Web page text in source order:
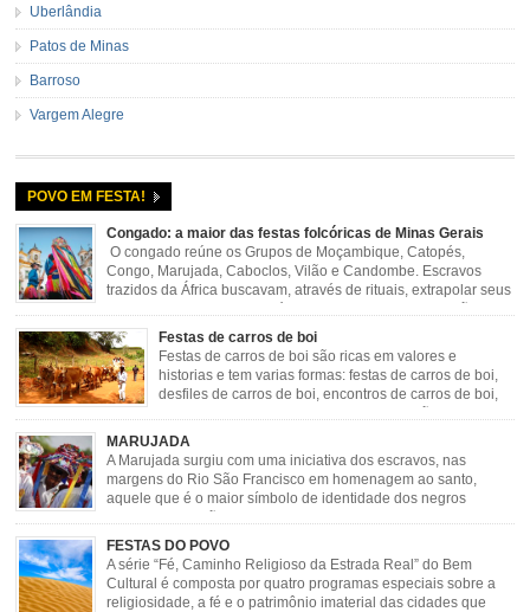
Uberlândia
Patos de Minas
Barroso
Vargem Alegre
POVO EM FESTA!
Congado: a maior das festas folcóricas de Minas Gerais
O congado reúne os Grupos de Moçambique, Catopés,
Congo, Marujada, Caboclos, Vilão e Candombe. Escravos
trazidos da África buscavam, através de rituais, extrapolar seus
sentimentos e culto a sua fé. O Congado nasceu da fusão
destes ritos com a religião católica, imposta aos negros pela Igreja, surgindo
novas histórias que envolviam, sobretudo, Nossa Senhora do […]
Festas de carros de boi
Festas de carros de boi são ricas em valores e
historias e tem varias formas: festas de carros de boi,
desfiles de carros de boi, encontros de carros de boi,
de boi, carreteada, carreiros, candeeiros, boiadas, carapinas, artesãos,
exposição agropecuária, ou seja é um ponto forte […]
MARUJADA
A Marujada surgiu com uma iniciativa dos escravos, nas
margens do Rio São Francisco em homenagem ao santo,
aquele que é o maior símbolo de identidade dos negros
sendo milagroso e grande protetor de suas causas. o ponto alto da festa de
São Benedito é a Marujada. […]
FESTAS DO POVO
A série “Fé, Caminho Religioso da Estrada Real” do Bem
Cultural é composta por quatro programas especiais sobre a
religiosidade, a fé e o patrimônio imaterial das cidades que